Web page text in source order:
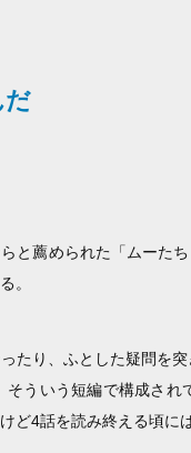
だ
と薦められた「ムーた
。
たり、ふとした疑問を
そういう短編で構成さ
ど4話を読み終える頃に